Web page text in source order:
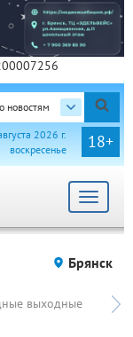
новостям
18+
2026 г.
воскресенье
Toggle
Брянск
выходные